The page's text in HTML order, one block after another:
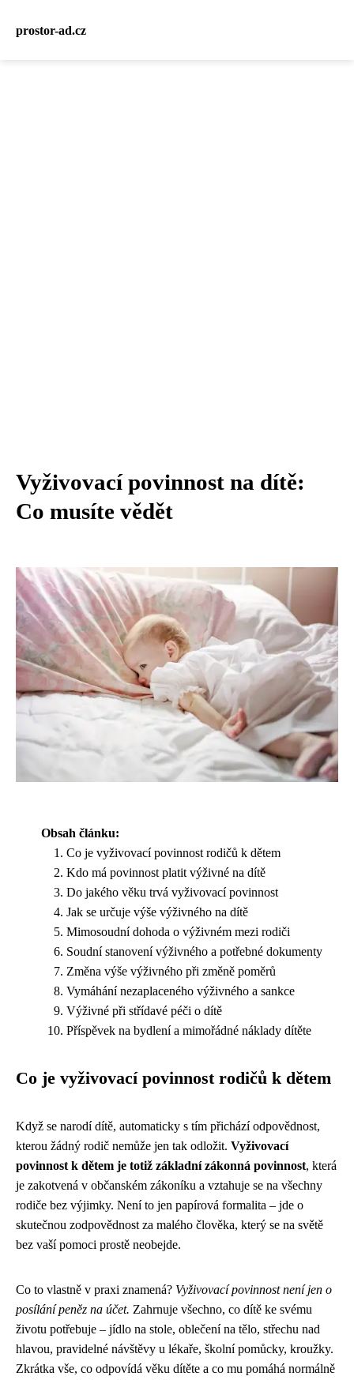
prostor-ad.cz
Vyživovací povinnost na dítě:
Co musíte vědět
Obsah článku:
Co je vyživovací povinnost rodičů k dětem
Kdo má povinnost platit výživné na dítě
Do jakého věku trvá vyživovací povinnost
Jak se určuje výše výživného na dítě
Mimosoudní dohoda o výživném mezi rodiči
Soudní stanovení výživného a potřebné dokumenty
Změna výše výživného při změně poměrů
Vymáhání nezaplaceného výživného a sankce
Výživné při střídavé péči o dítě
Příspěvek na bydlení a mimořádné náklady dítěte
Co je vyživovací povinnost rodičů k dětem
Když se narodí dítě, automaticky s tím přichází odpovědnost,
kterou žádný rodič nemůže jen tak odložit. Vyživovací
povinnost k dětem je totiž základní zákonná povinnost, která
je zakotvená v občanském zákoníku a vztahuje se na všechny
rodiče bez výjimky. Není to jen papírová formalita – jde o
skutečnou zodpovědnost za malého člověka, který se na světě
bez vaší pomoci prostě neobejde.
Co to vlastně v praxi znamená? Vyživovací povinnost není jen o
posílání peněz na účet. Zahrnuje všechno, co dítě ke svému
životu potřebuje – jídlo na stole, oblečení na tělo, střechu nad
hlavou, pravidelné návštěvy u lékaře, školní pomůcky, kroužky.
Zkrátka vše, co odpovídá věku dítěte a co mu pomáhá normálně